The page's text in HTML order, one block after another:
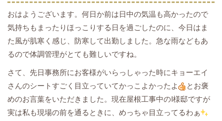
おはようございます。何日か前は日中の気温も高かったので
気持ちもまったりほっこりする日を過ごしたのに、今日はま
た風が肌寒く感じ、防寒して出勤しました。急な雨などもあ
るので体調管理がとても難しいですね。
さて、先日事務所にお客様がいらっしゃった時にキョーエイ
さんのシートすごく目立っていてかっこよかったよ
とお褒
めのお言葉をいただきました。現在屋根工事中のI様邸ですが
実は私も現場の前を通るときに、めっちゃ目立ってるわぁ